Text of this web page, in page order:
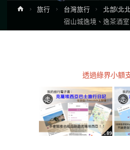
Home旅行 台灣旅行 北部(北
宿山城逸境、逸茶酒
透過綠界小額